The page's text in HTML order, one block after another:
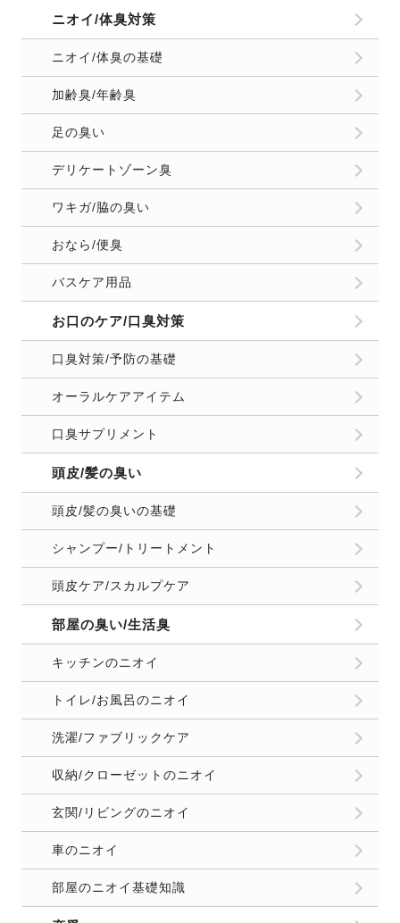
ニオイ/体臭対策
ニオイ/体臭の基礎
加齢臭/年齢臭
足の臭い
デリケートゾーン臭
ワキガ/脇の臭い
おなら/便臭
バスケア用品
お口のケア/口臭対策
口臭対策/予防の基礎
オーラルケアアイテム
口臭サプリメント
頭皮/髪の臭い
頭皮/髪の臭いの基礎
シャンプー/トリートメント
頭皮ケア/スカルプケア
部屋の臭い/生活臭
キッチンのニオイ
トイレ/お風呂のニオイ
洗濯/ファブリックケア
収納/クローゼットのニオイ
玄関/リビングのニオイ
車のニオイ
部屋のニオイ基礎知識